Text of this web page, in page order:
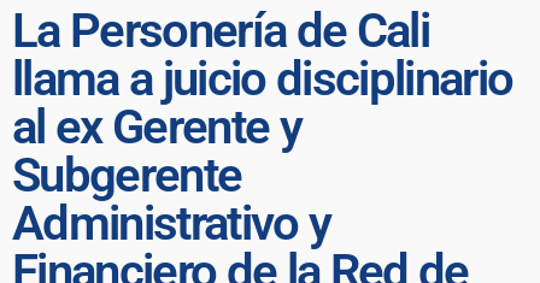
La Personería de Cali
llama a juicio disciplinario
al ex Gerente y
Subgerente
Administrativo y
Financiero de la Red de